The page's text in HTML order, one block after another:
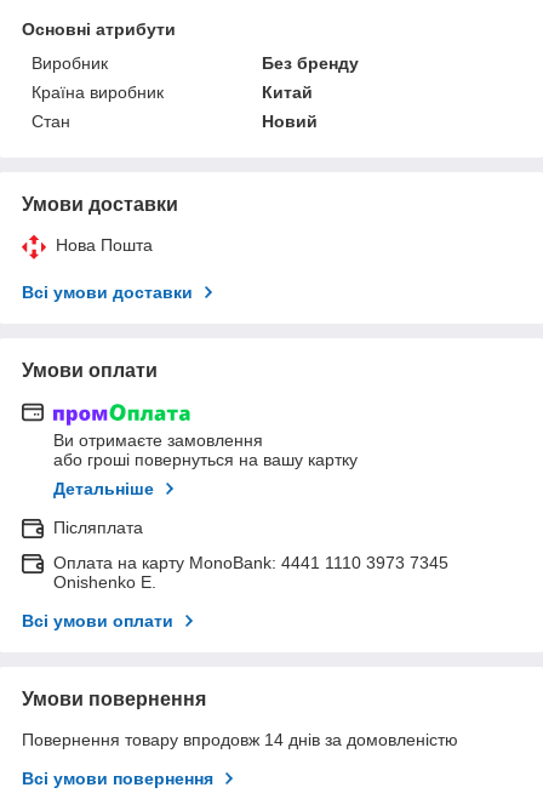
Основні атрибути
Виробник
Без бренду
Країна виробник
Китай
Стан
Новий
Умови доставки
Нова Пошта
Всі умови доставки
Умови оплати
Ви отримаєте замовлення
або гроші повернуться на вашу картку
Детальніше
Післяплата
Оплата на карту MonoBank: 4441 1110 3973 7345
Onishenko E.
Всі умови оплати
Умови повернення
Повернення товару впродовж 14 днів за домовленістю
Всі умови повернення